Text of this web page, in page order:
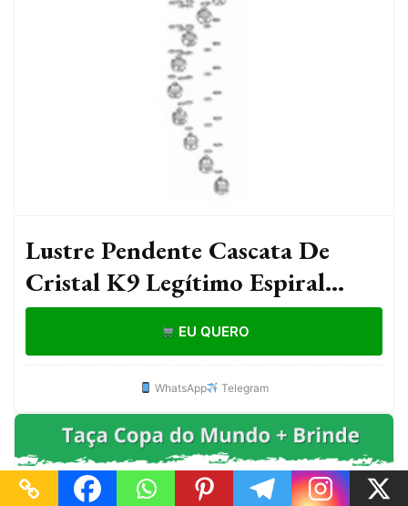
Lustre Pendente Cascata De
Cristal K9 Legítimo Espiral
1,2m Escada Sala Luminária LED
Bivolt
EU QUERO
WhatsApp Telegram